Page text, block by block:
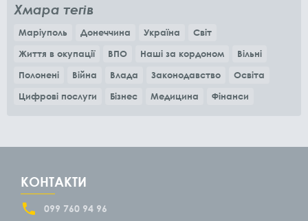
Хмара тегів
Маріуполь Донеччина Україна
Світ
Життя в окупації
ВПО Наші за кордоном
Вільні
Полонені
Війна Влада Законодавство
Освіта
Цифрові послуги
Бізнес Медицина Фінанси
КОНТАКТИ
099 760 94 96